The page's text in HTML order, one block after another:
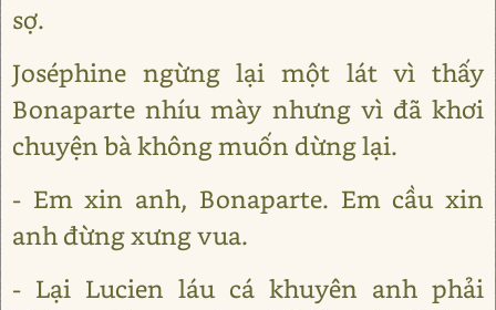
sợ.
Joséphine ngừng lại một lát vì thấy
Bonaparte nhíu mày nhưng vì đã khơi
chuyện bà không muốn dừng lại.
- Em xin anh, Bonaparte. Em cầu xin
anh đừng xưng vua.
- Lại Lucien láu cá khuyên anh phải